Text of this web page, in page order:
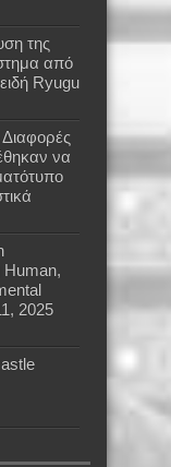
της
από
Ryugu
να
Human,
2025